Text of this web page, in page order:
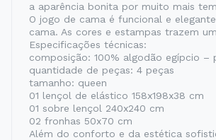
a aparência bonita por muito mais
O jogo de cama é funcional e
cama. As cores e estampas trazem
Especificações técnicas:
composição: 100% algodão egípcio –
quantidade de peças: 4 peças
tamanho: queen
01 lençol de elástico 158x198x38 cm
01 sobre lençol 240x240 cm
02 fronhas 50x70 cm
Além do conforto e da estética